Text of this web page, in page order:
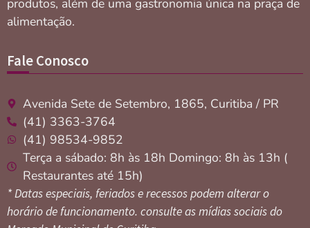
produtos, além de uma gastronomia única na praça de
alimentação.
Fale Conosco
Avenida Sete de Setembro, 1865, Curitiba / PR
(41) 3363-3764
(41) 98534-9852
Terça a sábado: 8h às 18h Domingo: 8h às 13h (
Restaurantes até 15h)
* Datas especiais, feriados e recessos podem alterar o
horário de funcionamento. consulte as mídias sociais do